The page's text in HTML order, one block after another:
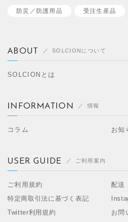
防災／ 防護用品 受注生産品
ABOUT SOLCIONについて
SOLCIONとは
INFORMATION 情報
コラム お知
USER GUIDE ご利用案内
ご利用規約
配送
特定商取引法に基づく表記
Twitter利用規約
お問